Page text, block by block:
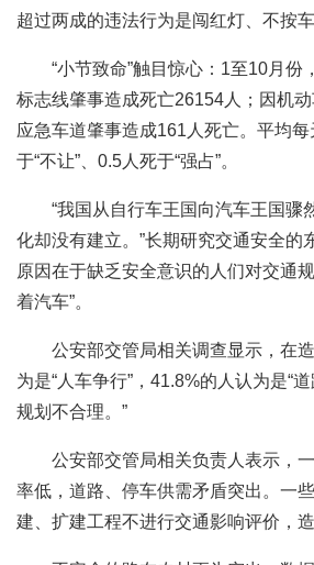
超过两成的违法行为是闯红灯、不按
“小节致命”触目惊心：1至10月
标志线肇事造成死亡26154人；因机
应急车道肇事造成161人死亡。平均每
于“不让”、0.5人死于“强占”。
“我国从自行车王国向汽车王国
化却没有建立。”长期研究交通安全
原因在于缺乏安全意识的人们对交通
着汽车”。
公安部交管局相关调查显示，在
为是“人车争行”，41.8%的人认为是“
规划不合理。”
公安部交管局相关负责人表示，
率低，道路、停车供需矛盾突出。一
建、扩建工程不进行交通影响评价，